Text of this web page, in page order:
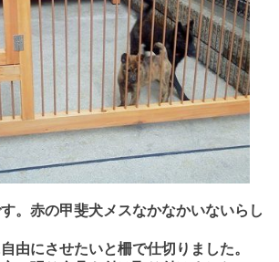
。赤の甲斐犬メスなかなかいないらし
由にさせたいと柵で仕切りました。